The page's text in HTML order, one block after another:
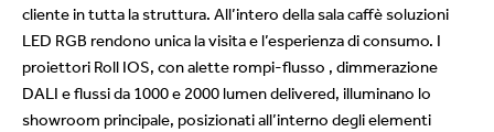
cliente in tutta la struttura. All’intero della sala caffè soluzioni
LED RGB rendono unica la visita e l’esperienza di consumo. I
proiettori Roll IOS, con alette rompi-flusso , dimmerazione
DALI e flussi da 1000 e 2000 lumen delivered, illuminano lo
showroom principale, posizionati all’interno degli elementi